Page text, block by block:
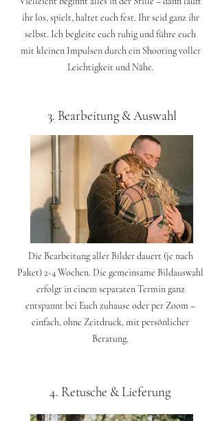
ihr los, spielt, haltet euch fest. Ihr seid ganz ihr
selbst. Ich begleite euch ruhig und führe euch
mit kleinen Impulsen durch ein Shooting voller
Leichtigkeit und Nähe.
3. Bearbeitung & Auswahl
Die Bearbeitung aller Bilder dauert (je nach
Paket) 2-4 Wochen. Die gemeinsame Bildauswahl
erfolgt in einem separaten Termin ganz
entspannt bei Euch zuhause oder per Zoom –
einfach, ohne Zeitdruck, mit persönlicher
Beratung.
4. Retusche & Lieferung